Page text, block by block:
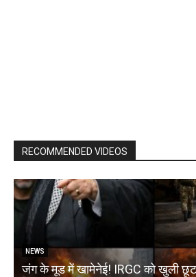
RECOMMENDED VIDEOS
NEWS
जंग के मूड में खामेनेई! IRGC को खुली